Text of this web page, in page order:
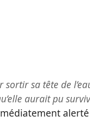
sortir sa tête de
aurait pu